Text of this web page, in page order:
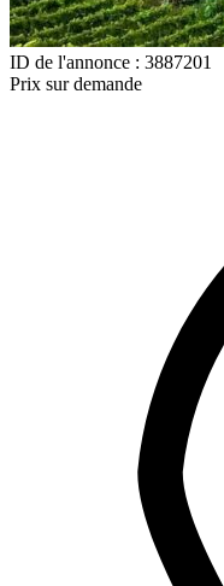
ID de l'annonce : 3887201
Prix sur demande